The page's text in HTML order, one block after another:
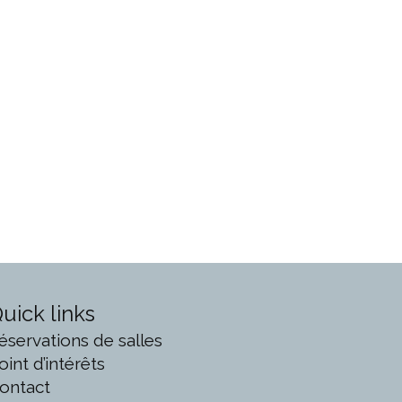
links
de salles
d’intérêts